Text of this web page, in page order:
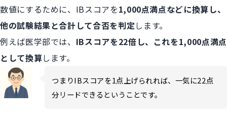
数値にするために、IBスコアを1,000点満点などに換算し、
他の試験結果と合計して合否を判定します。
例えば医学部では、 IBスコアを22倍し、これを1,000点満点
として換算します。
つまりIBスコアを1点上げられれば、一気に22点
分リードできるということです。